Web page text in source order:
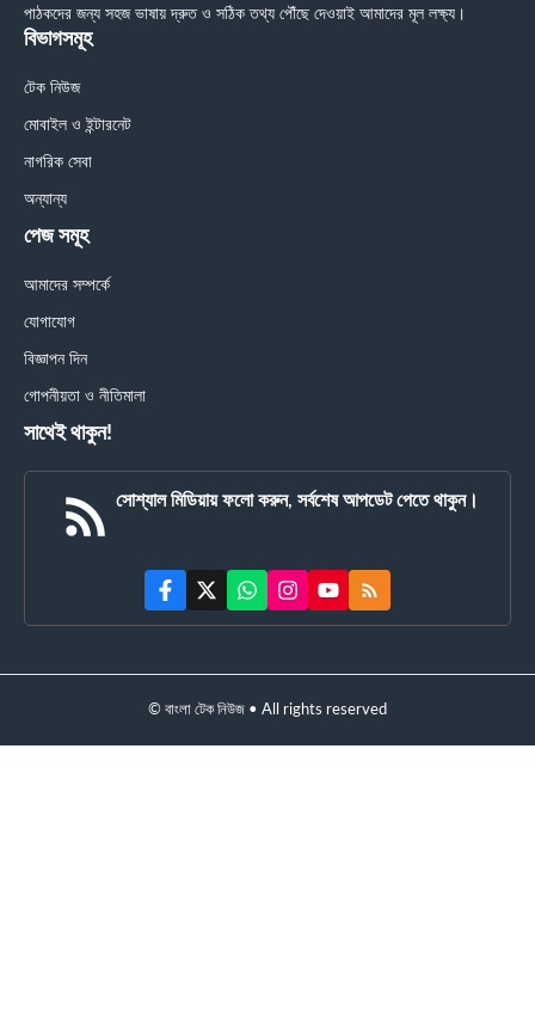
পাঠকদের জন্য সহজ ভাষায় দ্রুত ও সঠিক তথ্য পৌঁছে দেওয়াই আমাদের মূল লক্ষ্য।
বিভাগসমূহ
টেক নিউজ
মোবাইল ও ইন্টারনেট
নাগরিক সেবা
অন্যান্য
পেজ সমূহ
আমাদের সম্পর্কে
যোগাযোগ
বিজ্ঞাপন দিন
গোপনীয়তা ও নীতিমালা
সাথেই থাকুন!
সোশ্যাল মিডিয়ায় ফলো করুন, সর্বশেষ আপডেট পেতে থাকুন।
© বাংলা টেক নিউজ • All rights reserved